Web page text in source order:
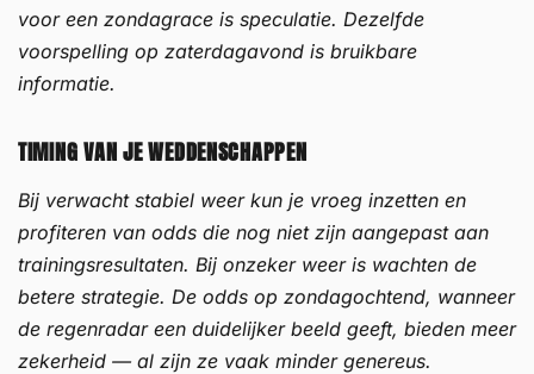
voor een zondagrace is speculatie. Dezelfde
voorspelling op zaterdagavond is bruikbare
informatie.
TIMING VAN JE WEDDENSCHAPPEN
Bij verwacht stabiel weer kun je vroeg inzetten en
profiteren van odds die nog niet zijn aangepast aan
trainingsresultaten. Bij onzeker weer is wachten de
betere strategie. De odds op zondagochtend, wanneer
de regenradar een duidelijker beeld geeft, bieden meer
zekerheid — al zijn ze vaak minder genereus.